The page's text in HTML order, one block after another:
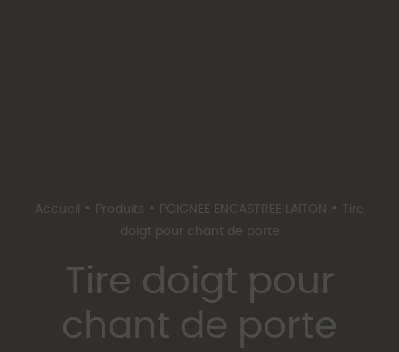
Accueil • Produits • POIGNEE ENCASTREE LAITON •
Tire
doigt pour chant de porte
Tire doigt pour
chant de porte